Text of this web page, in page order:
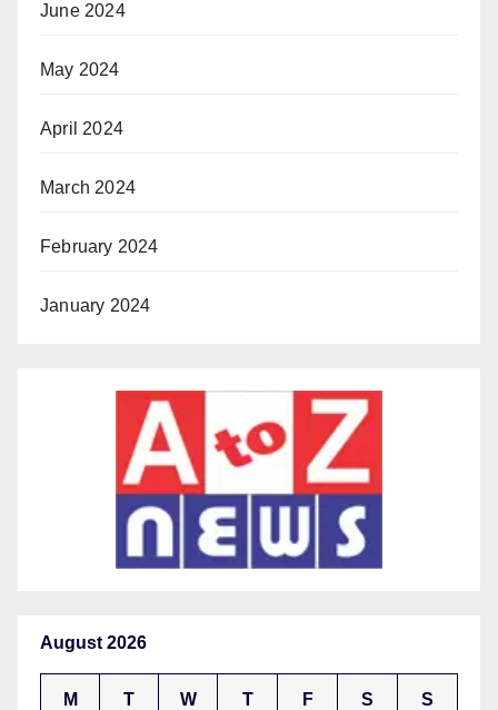
June 2024
May 2024
April 2024
March 2024
February 2024
January 2024
August 2026
M T W T F S S